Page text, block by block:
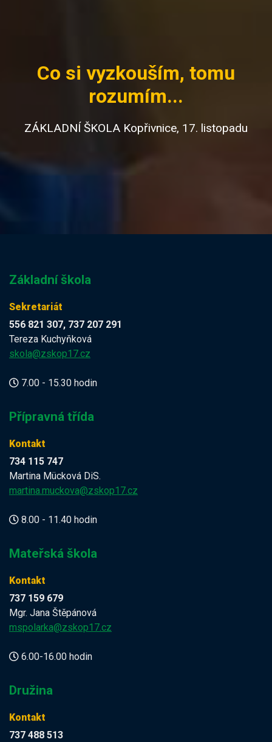
Co si vyzkouším, tomu
rozumím...
ZÁKLADNÍ ŠKOLA Kopřivnice, 17. listopadu
Základní škola
Sekretariát
556 821 307, 737 207 291
Tereza Kuchyňková
skola@zskop17.cz
7.00 - 15.30 hodin
Přípravná třída
Kontakt
734 115 747
Martina Mücková DiS.
martina.muckova@zskop17.cz
8.00 - 11.40 hodin
Mateřská škola
Kontakt
737 159 679
Mgr. Jana Štěpánová
mspolarka@zskop17.cz
6.00-16.00 hodin
Družina
Kontakt
737 488 513